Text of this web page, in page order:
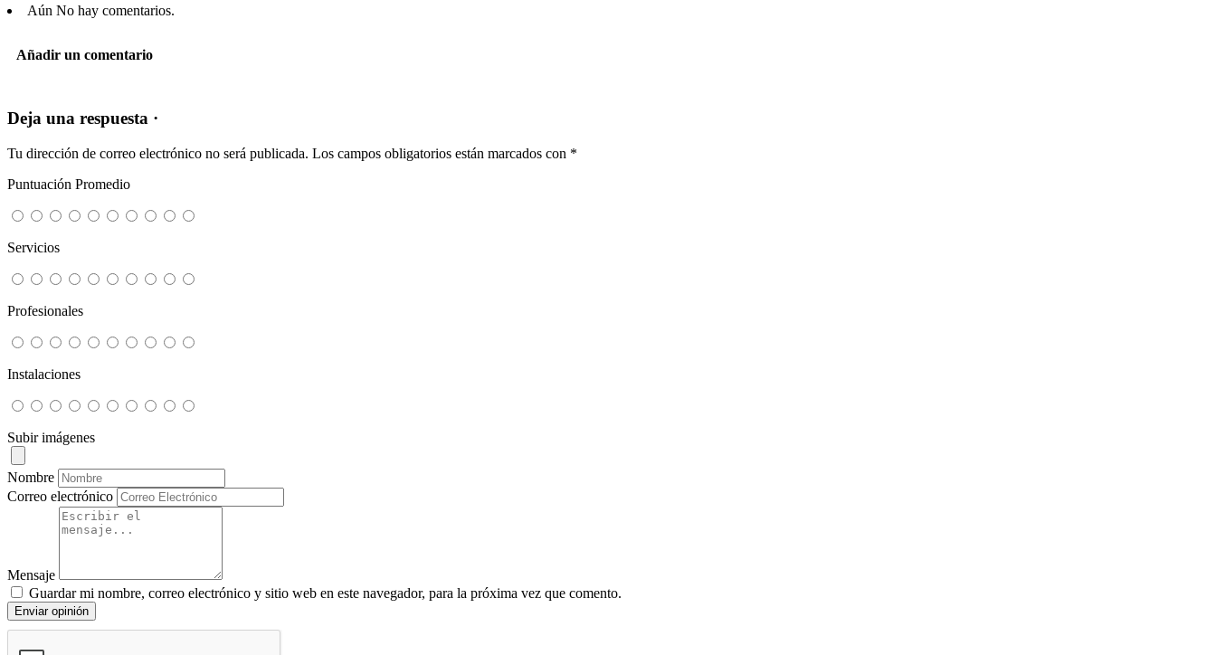
Aún No hay comentarios.
Añadir un comentario
Deja una respuesta ·
Tu dirección de correo electrónico no será publicada. Los campos obligatorios están marcados con *
Puntuación Promedio
Servicios
Profesionales
Instalaciones
Subir imágenes
Nombre
Correo electrónico
Mensaje
Guardar mi nombre, correo electrónico y sitio web en este navegador, para la próxima vez que comento.
Enviar opinión